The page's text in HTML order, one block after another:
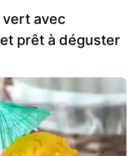
avec
prêt à déguster